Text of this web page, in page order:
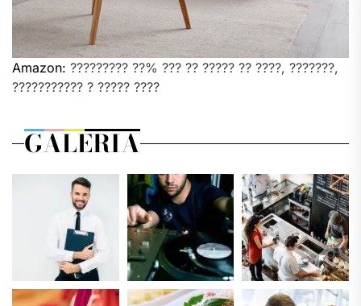
Amazon: ????????? ??% ??? ?? ????? ?? ????, ???????,
??????????? ? ????? ????
GALERIA